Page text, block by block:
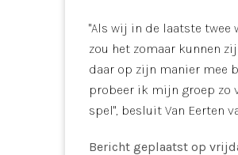
"Als wij in de laatste twee
zou het zomaar kunnen
daar op zijn manier mee
probeer ik mijn groep zo
spel", besluit Van Eerten
Bericht geplaatst op